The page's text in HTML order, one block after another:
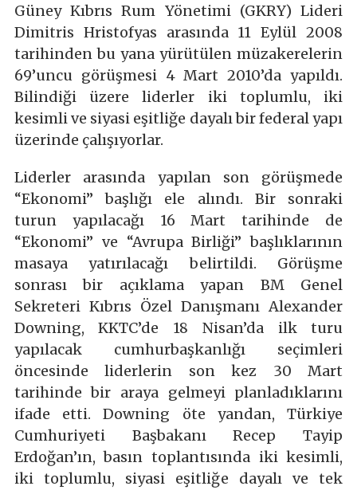
Güney Kıbrıs Rum Yönetimi (GKRY) Lideri
Dimitris Hristofyas arasında 11 Eylül 2008
tarihinden bu yana yürütülen müzakerelerin
69’uncu görüşmesi 4 Mart 2010’da yapıldı.
Bilindiği üzere liderler iki toplumlu, iki
kesimli ve siyasi eşitliğe dayalı bir federal yapı
üzerinde çalışıyorlar.
Liderler arasında yapılan son görüşmede
“Ekonomi” başlığı ele alındı. Bir sonraki
turun yapılacağı 16 Mart tarihinde de
“Ekonomi” ve “Avrupa Birliği” başlıklarının
masaya yatırılacağı belirtildi. Görüşme
sonrası bir açıklama yapan BM Genel
Sekreteri Kıbrıs Özel Danışmanı Alexander
Downing, KKTC’de 18 Nisan’da ilk turu
yapılacak cumhurbaşkanlığı seçimleri
öncesinde liderlerin son kez 30 Mart
tarihinde bir araya gelmeyi planladıklarını
ifade etti. Downing öte yandan, Türkiye
Cumhuriyeti Başbakanı Recep Tayip
Erdoğan’ın, basın toplantısında iki kesimli,
iki toplumlu, siyasi eşitliğe dayalı ve tek